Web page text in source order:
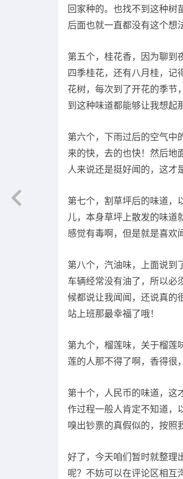
回家种的。也找不到这种树
后面也就一直都没有这个想
第五个，桂花香，因为聊到
四季桂花，还有八月桂，记
花树，每次到了开花的季节
到这种味道都能够让我想起
第六个，下雨过后的空气中
来的快，去的也快！然后地
人来说还是挺好闻的，这才
第七个，割草坪后的味道，
儿，本身草坪上散发的味道
感觉有毒啊，但是就是喜欢
第八个，汽油味，上面说到
车辆经常没有油了，所以必
候都说让我闻闻，还说真的
站上班那最幸福了哦！
第九个，榴莲味，关于榴莲
莲的人那不得了啊，香得很
第十个，人民币的味道，这
作过程一般人肯定不知道，
嗅出钞票的真假似的，按照
好了，今天咱们暂时就整理
呢？不妨可以在评论区相互